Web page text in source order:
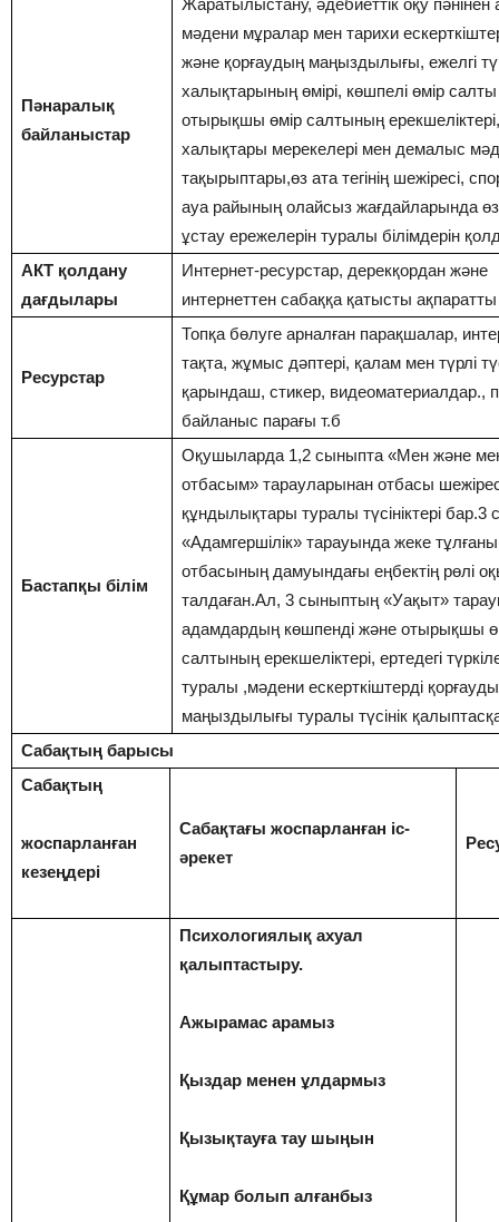
Пәнаралық
байланыстар
Жаратылыстану, әдебиеттік оқу пәнінен
мәдени мұралар мен тарихи
және қорғаудың маңыздылығы, ежелгі
халықтарының өмірі, көшпелі өмір
отырықшы өмір салтының
халықтары мерекелері мен демалыс
тақырыптары,өз ата тегінің шежіресі,
ауа райының олайсыз жағдайларында
ұстау ережелерін туралы білімдерін
АКТ қолдану
дағдылары
Интернет-ресурстар, дерекқордан және
интернеттен сабаққа қатысты ақпаратты
Ресурстар
Топқа бөлуге арналған парақшалар,
тақта, жұмыс дәптері, қалам мен түрлі
қарындаш, стикер, видеоматериалдар.,
байланыс парағы т.б
Бастапқы білім
Оқушыларда 1,2 сыныпта «Мен және
отбасым» тарауларынан отбасы
құндылықтары туралы түсініктері
«Адамгершілік» тарауында жеке
отбасының дамуындағы еңбектің рөлі
талдаған.Ал, 3 сыныптың «Уақыт»
адамдардың көшпенді және отырықшы
салтының ерекшеліктері, ертедегі
туралы ,мәдени ескерткіштерді
маңыздылығы туралы түсінік
Сабақтың барысы
Сабақтың
жоспарланған
кезеңдері
Сабақтағы жоспарланған іс-
әрекет
Психологиялық ахуал
қалыптастыру.
Ажырамас арамыз
Қыздар менен ұлдармыз
Қызықтауға тау шыңын
Құмар болып алғанбыз